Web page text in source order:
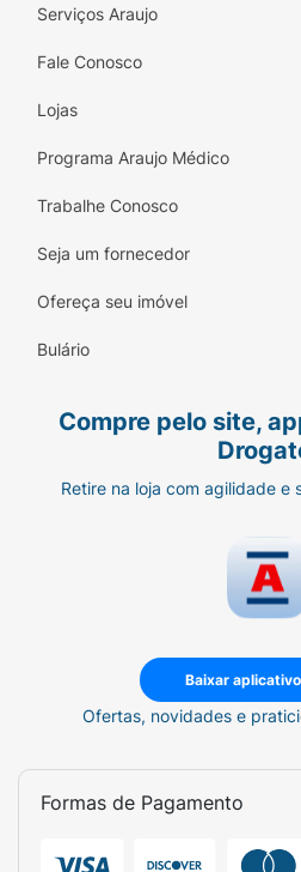
Serviços Araujo
Fale Conosco
Lojas
Programa Araujo Médico
Trabalhe Conosco
Seja um fornecedor
Ofereça seu imóvel
Bulário
Compre pelo site,
Retire na loja com agilidade e
Baixar
Ofertas, novidades e
Formas de Pagamento